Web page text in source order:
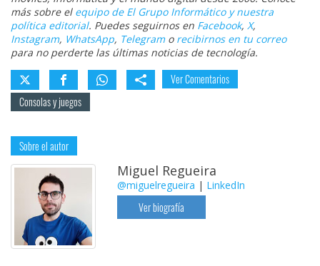
más sobre el equipo de El Grupo Informático y nuestra
política editorial. Puedes seguirnos en Facebook, X,
Instagram, WhatsApp, Telegramo recibirnos en tu correo
para no perderte las últimas noticias de tecnología.
Ver Comentarios
Consolas y juegos
Sobre el autor
Miguel Regueira
@miguelregueira | LinkedIn
Ver biografía